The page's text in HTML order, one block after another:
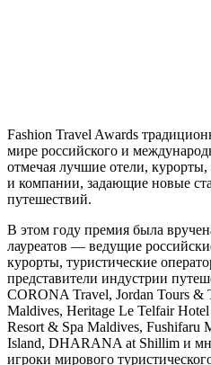
Fashion Travel Awards
мире российского и
отмечая лучшие отели,
и компании, задающие новые
путешествий.
В этом году премия была
лауреатов — ведущие
курорты, туристические
представители индустрии
CORONA Travel, Jordan Tours &
Maldives, Heritage Le Telfair
Resort & Spa Maldives, Fushifaru
Island, DHARANA at Shillim и
игроки мирового